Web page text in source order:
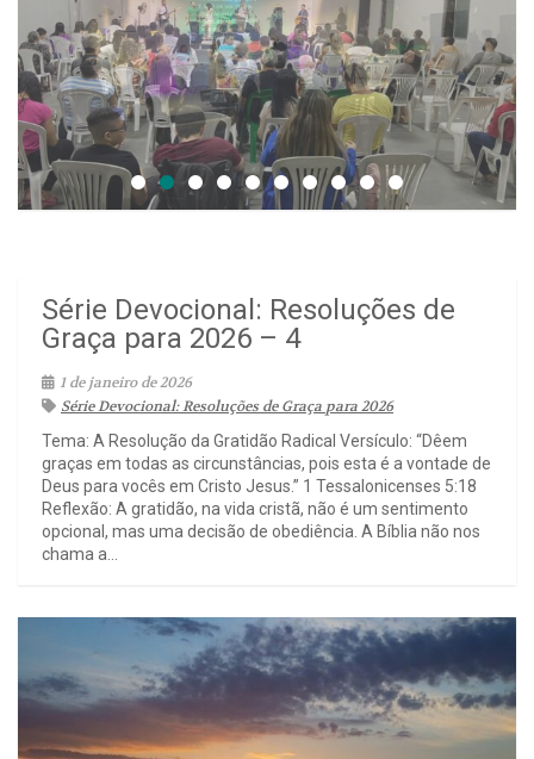
Série Devocional: Resoluções de
Graça para 2026 – 4
1 de janeiro de 2026
Série Devocional: Resoluções de Graça para 2026
Tema: A Resolução da Gratidão Radical Versículo: “Dêem
graças em todas as circunstâncias, pois esta é a vontade de
Deus para vocês em Cristo Jesus.” 1 Tessalonicenses 5:18
Reflexão: A gratidão, na vida cristã, não é um sentimento
opcional, mas uma decisão de obediência. A Bíblia não nos
chama a...